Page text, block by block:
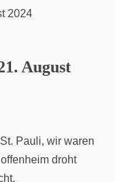
August
Pauli, wir waren
droht